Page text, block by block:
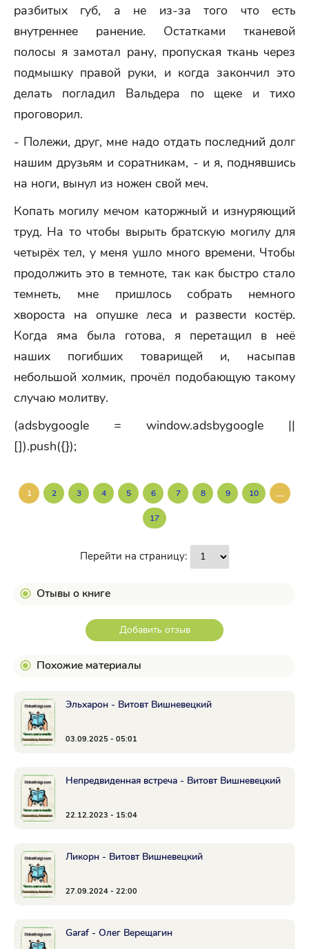
разбитых губ, а не из-за того что есть
внутреннее ранение. Остатками тканевой
полосы я замотал рану, пропуская ткань через
подмышку правой руки, и когда закончил это
делать погладил Вальдера по щеке и тихо
проговорил.
- Полежи, друг, мне надо отдать последний долг
нашим друзьям и соратникам, - и я, поднявшись
на ноги, вынул из ножен свой меч.
Копать могилу мечом каторжный и изнуряющий
труд. На то чтобы вырыть братскую могилу для
четырёх тел, у меня ушло много времени. Чтобы
продолжить это в темноте, так как быстро стало
темнеть, мне пришлось собрать немного
хвороста на опушке леса и развести костёр.
Когда яма была готова, я перетащил в неё
наших погибших товарищей и, насыпав
небольшой холмик, прочёл подобающую такому
случаю молитву.
(adsbygoogle = window.adsbygoogle ||
[]).push({});
1 2 3 4 5 6 7 8 9 10 ...
17
Перейти на страницу:
Отывы о книге
Добавить отзыв
Похожие материалы
Эльхарон - Витовт Вишневецкий
03.09.2025 - 05:01
Непредвиденная встреча - Витовт Вишневецкий
22.12.2023 - 15:04
Ликорн - Витовт Вишневецкий
27.09.2024 - 22:00
Garaf - Олег Верещагин